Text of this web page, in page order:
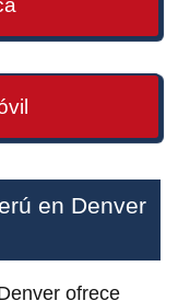
en Denver
ofrece